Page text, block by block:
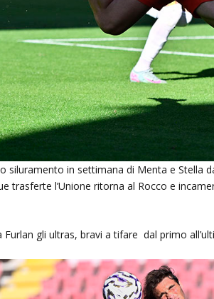
in settimana di Menta e Stella da
trasferte l’Unione ritorna al Rocco e
Furlan gli ultras, bravi a tifare dal primo